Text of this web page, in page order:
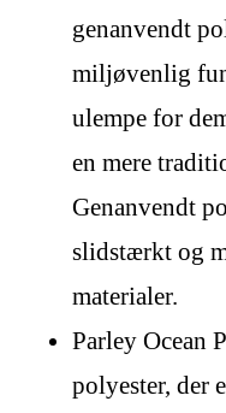
genanvendt
miljøvenlig
ulempe for
en mere
Genanvendt
slidstærkt og
materialer.
Parley Ocean
polyester, der